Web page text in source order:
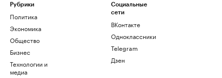
Рубрики
Политика
Экономика
Общество
Бизнес
Технологии и
медиа
Социальные
сети
ВКонтакте
Одноклассники
Telegram
Дзен